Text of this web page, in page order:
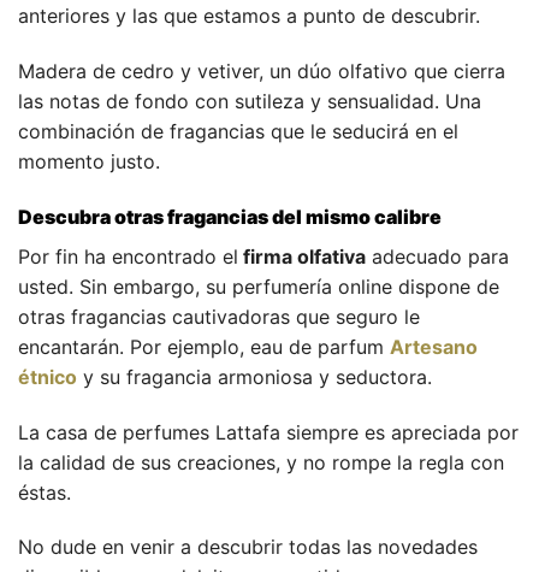
anteriores y las que estamos a punto de descubrir.
Madera de cedro y vetiver, un dúo olfativo que cierra
las notas de fondo con sutileza y sensualidad. Una
combinación de fragancias que le seducirá en el
momento justo.
Descubra otras fragancias del mismo calibre
Por fin ha encontrado el firma olfativa adecuado para
usted. Sin embargo, su perfumería online dispone de
otras fragancias cautivadoras que seguro le
encantarán. Por ejemplo, eau de parfum Artesano
étnico y su fragancia armoniosa y seductora.
La casa de perfumes Lattafa siempre es apreciada por
la calidad de sus creaciones, y no rompe la regla con
éstas.
No dude en venir a descubrir todas las novedades